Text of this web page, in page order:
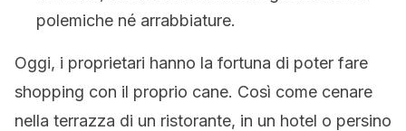
polemiche né arrabbiature.
Oggi, i proprietari hanno la fortuna di poter fare
shopping con il proprio cane. Così come cenare
nella terrazza di un ristorante, in un hotel o persino